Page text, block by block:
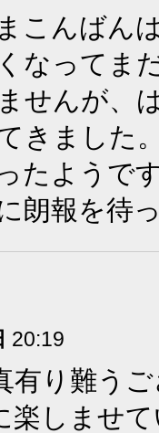
こんばん
なってま
せんが、
きました
たようで
朗報を待
20:19
有り難う
楽しませ